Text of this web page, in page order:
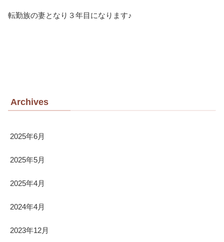
転勤族の妻となり３年目になります♪
Archives
2025年6月
2025年5月
2025年4月
2024年4月
2023年12月